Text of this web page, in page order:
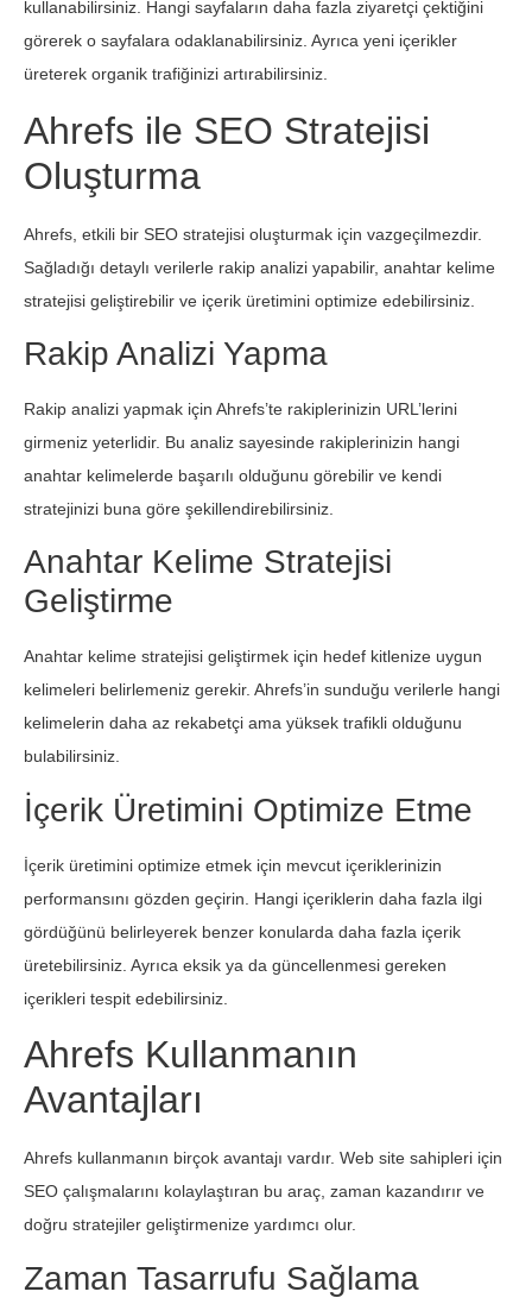
kullanabilirsiniz. Hangi sayfaların daha fazla ziyaretçi çektiğini
görerek o sayfalara odaklanabilirsiniz. Ayrıca yeni içerikler
üreterek organik trafiğinizi artırabilirsiniz.
Ahrefs ile SEO Stratejisi
Oluşturma
Ahrefs, etkili bir SEO stratejisi oluşturmak için vazgeçilmezdir.
Sağladığı detaylı verilerle rakip analizi yapabilir, anahtar kelime
stratejisi geliştirebilir ve içerik üretimini optimize edebilirsiniz.
Rakip Analizi Yapma
Rakip analizi yapmak için Ahrefs’te rakiplerinizin URL’lerini
girmeniz yeterlidir. Bu analiz sayesinde rakiplerinizin hangi
anahtar kelimelerde başarılı olduğunu görebilir ve kendi
stratejinizi buna göre şekillendirebilirsiniz.
Anahtar Kelime Stratejisi
Geliştirme
Anahtar kelime stratejisi geliştirmek için hedef kitlenize uygun
kelimeleri belirlemeniz gerekir. Ahrefs’in sunduğu verilerle hangi
kelimelerin daha az rekabetçi ama yüksek trafikli olduğunu
bulabilirsiniz.
İçerik Üretimini Optimize Etme
İçerik üretimini optimize etmek için mevcut içeriklerinizin
performansını gözden geçirin. Hangi içeriklerin daha fazla ilgi
gördüğünü belirleyerek benzer konularda daha fazla içerik
üretebilirsiniz. Ayrıca eksik ya da güncellenmesi gereken
içerikleri tespit edebilirsiniz.
Ahrefs Kullanmanın
Avantajları
Ahrefs kullanmanın birçok avantajı vardır. Web site sahipleri için
SEO çalışmalarını kolaylaştıran bu araç, zaman kazandırır ve
doğru stratejiler geliştirmenize yardımcı olur.
Zaman Tasarrufu Sağlama